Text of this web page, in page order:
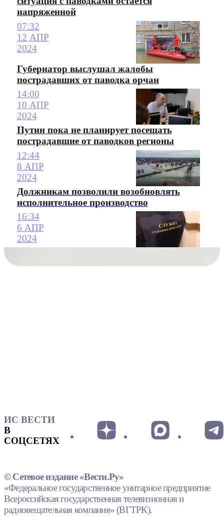
напряженной
07:32
12 АПР
2024
Губернатор выслушал жалобы
пострадавших от паводка орчан
14:00
10 АПР
2024
Путин пока не планирует посещать
пострадавшие от паводков регионы
12:44
8 АПР
2024
Должникам позволили возобновлять
исполнительное производство
16:34
6 АПР
2024
ИС ВЕСТИ
В
СОЦСЕТЯХ
© Сетевое издание «Вести.Ру»
«Федеральное государственное унитарное предприятие
Всероссийская государственная телевизионная и
радиовещательная компания» (ВГТРК).